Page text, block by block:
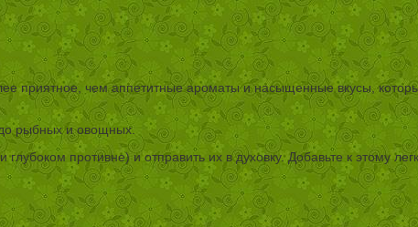
приятное, чем аппетитные ароматы и насыщенные вкусы,
рыбных и овощных.
противне) и отправить их в духовку. Добавьте к этому